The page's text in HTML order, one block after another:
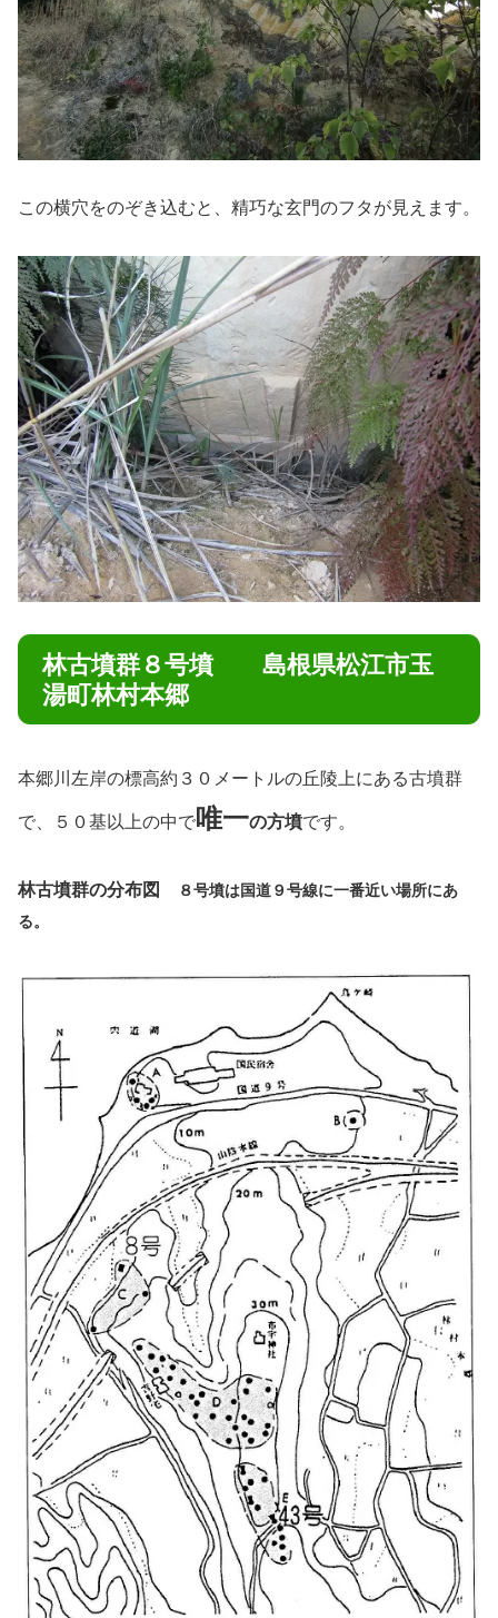
この横穴をのぞき込むと、精巧な玄門のフタが見えます。
林古墳群８号墳 島根県松江市玉
湯町林村本郷
本郷川左岸の標高約３０メートルの丘陵上にある古墳群
で、５０基以上の中で唯一の方墳です。
林古墳群の分布図
８号墳は国道９号線に一番近い場所にあ
る。